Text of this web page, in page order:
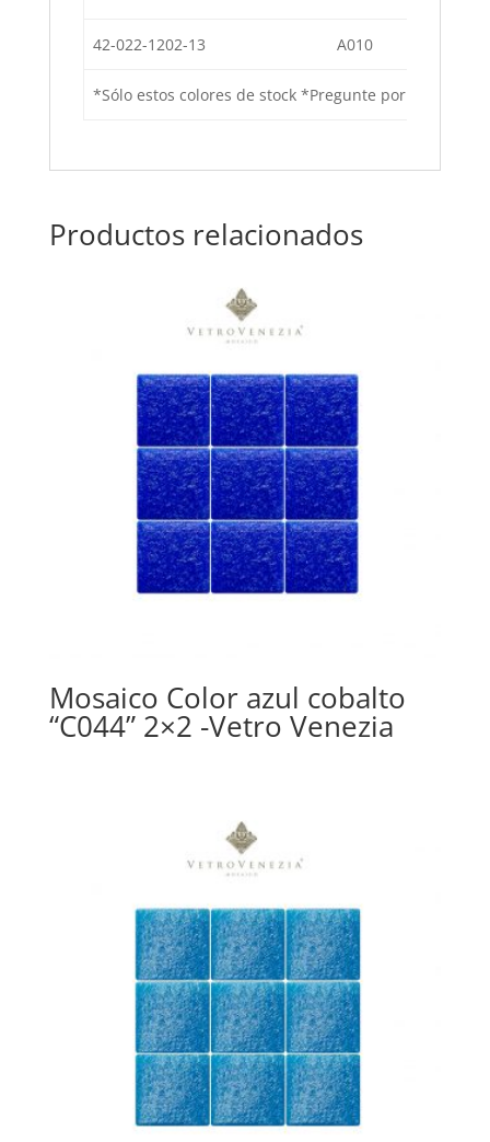
42-022-1202-13 A010
*Sólo estos colores de stock *Pregunte por precios
Productos relacionados
Mosaico Color azul cobalto
“C044” 2×2 -Vetro Venezia